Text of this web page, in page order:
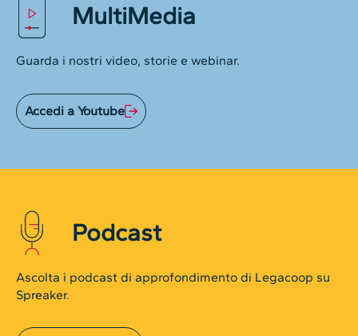
MultiMedia
Guarda i nostri video, storie e webinar.
Accedi a Youtube
Podcast
Ascolta i podcast di approfondimento di Legacoop su
Spreaker.